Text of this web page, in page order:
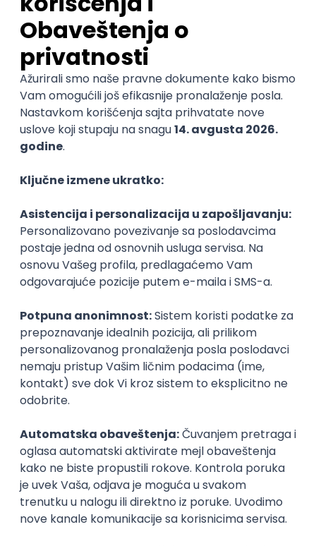
Na programu nas očekuje prava muzička avantura –
od klasike do mjuzikla i džez-a!
Plovimo zajedno kroz raznovrsne stilove i umetničke
izraze mladih talenata!
Ovaj ciklus realizujemo u saradnji sa UK Parobrod koji
svojim prostorom i podrškom omogućava mladim
muzičarima da se predstave beogradskoj publici.
Kotlovi su spremni – zaplovite sa nama u još jednu
muzičku vožnju Parobrodom!
Organizator
UK Parobrod
Sačuvaj dešavanje
Slična dešavanja
ATLANTIS ▪︎ Manja Ristić i Aleksandar